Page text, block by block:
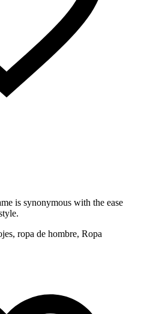
is synonymous with the ease
ropa de hombre, Ropa